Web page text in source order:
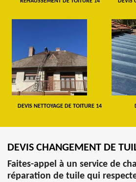
DEVIS NETTOYAGE DE TOITURE 14
DEVIS CHANGEMENT DE
Faites-appel à un service de
réparation de tuile qui